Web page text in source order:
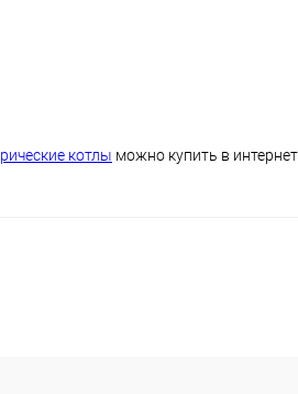
котлы можно купить в